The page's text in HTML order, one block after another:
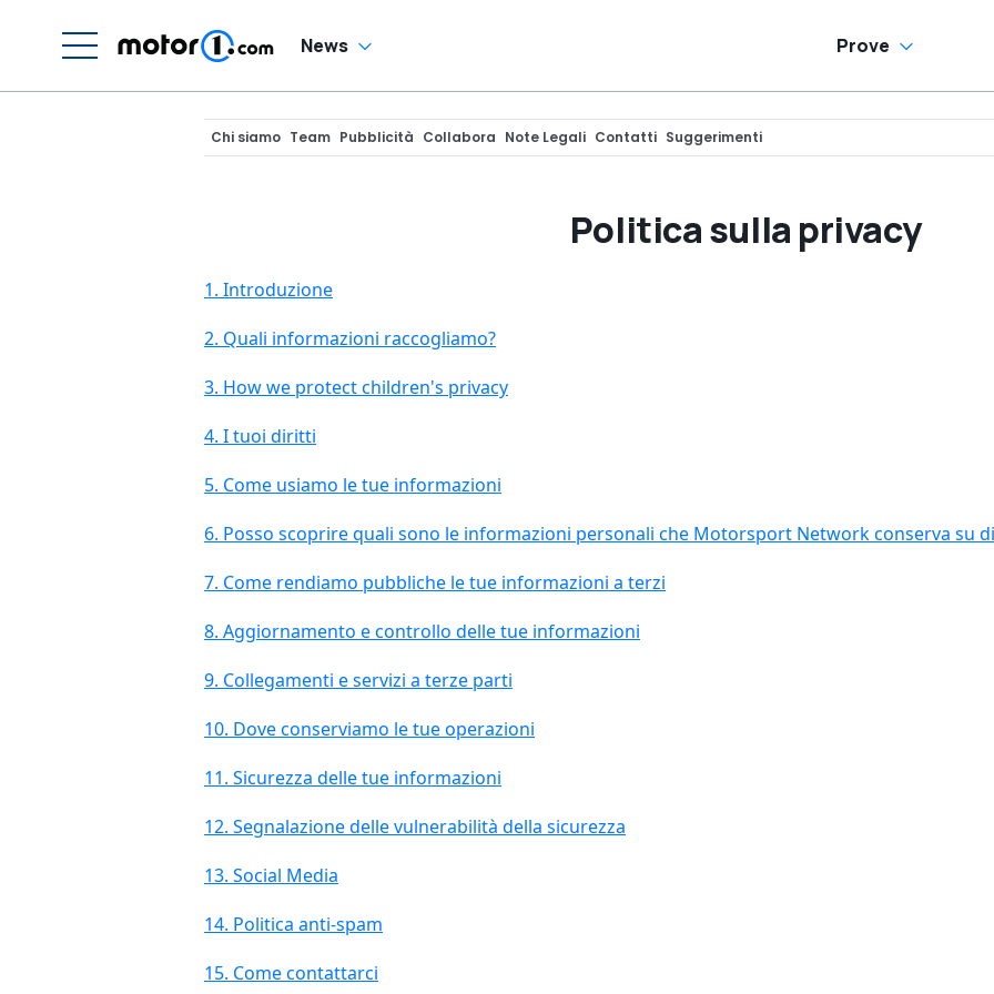
News Prove
Chi siamo Team Pubblicità Collabora Note Legali Contatti Suggerimenti
Politica sulla privacy
1. Introduzione
2. Quali informazioni raccogliamo?
3. How we protect children's privacy
4. I tuoi diritti
5. Come usiamo le tue informazioni
6. Posso scoprire quali sono le informazioni personali che Motorsport Network conserva su
7. Come rendiamo pubbliche le tue informazioni a terzi
8. Aggiornamento e controllo delle tue informazioni
9. Collegamenti e servizi a terze parti
10. Dove conserviamo le tue operazioni
11. Sicurezza delle tue informazioni
12. Segnalazione delle vulnerabilità della sicurezza
13. Social Media
14. Politica anti-spam
15. Come contattarci